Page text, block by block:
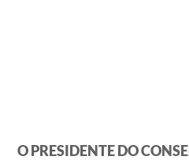
O PRESIDENTE DO